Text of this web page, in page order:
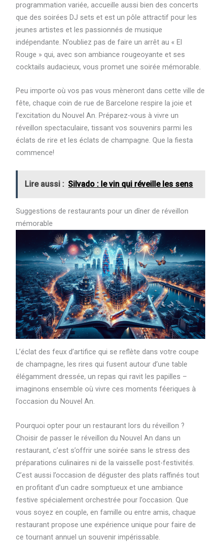
programmation variée, accueille aussi bien des concerts
que des soirées DJ sets et est un pôle attractif pour les
jeunes artistes et les passionnés de musique
indépendante. N’oubliez pas de faire un arrêt au « El
Rouge » qui, avec son ambiance rougeoyante et ses
cocktails audacieux, vous promet une soirée mémorable.
Peu importe où vos pas vous mèneront dans cette ville de
fête, chaque coin de rue de Barcelone respire la joie et
l’excitation du Nouvel An. Préparez-vous à vivre un
réveillon spectaculaire, tissant vos souvenirs parmi les
éclats de rire et les éclats de champagne. Que la fiesta
commence!
Lire aussi : Silvado : le vin qui réveille les sens
Suggestions de restaurants pour un dîner de réveillon
mémorable
L’éclat des feux d’artifice qui se reflète dans votre coupe
de champagne, les rires qui fusent autour d’une table
élégamment dressée, un repas qui ravit les papilles –
imaginons ensemble où vivre ces moments féeriques à
l’occasion du Nouvel An.
Pourquoi opter pour un restaurant lors du réveillon ?
Choisir de passer le réveillon du Nouvel An dans un
restaurant, c’est s’offrir une soirée sans le stress des
préparations culinaires ni de la vaisselle post-festivités.
C’est aussi l’occasion de déguster des plats raffinés tout
en profitant d’un cadre somptueux et une ambiance
festive spécialement orchestrée pour l’occasion. Que
vous soyez en couple, en famille ou entre amis, chaque
restaurant propose une expérience unique pour faire de
ce tournant annuel un souvenir impérissable.